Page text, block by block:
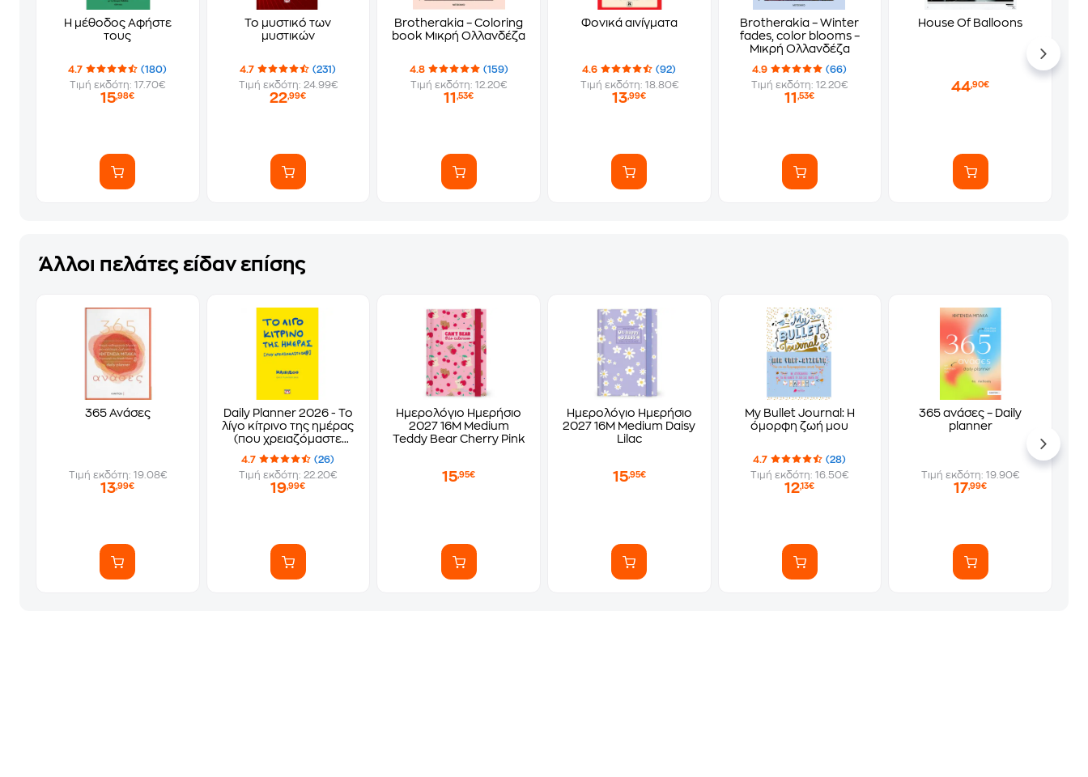
Η μέθοδος Αφήστε
τους
4.7
(180)
Τιμή εκδότη: 17.70€
15,98€
Το μυστικό των
μυστικών
4.7
(231)
Τιμή εκδότη: 24.99€
22,99€
Brotherakia – Coloring
book Μικρή Ολλανδέζα
4.8
(159)
Τιμή εκδότη: 12.20€
11,53€
Φονικά αινίγματα
4.6
(92)
Τιμή εκδότη: 18.80€
13,99€
Brotherakia – Winter
fades, color blooms –
Μικρή Ολλανδέζα
4.9
(66)
Τιμή εκδότη: 12.20€
11,53€
House Of Balloons
44,90€
Άλλοι πελάτες είδαν επίσης
365 Ανάσες
Τιμή εκδότη: 19.08€
13,99€
Daily Planner 2026 - Το
λίγο κίτρινο της ημέρας
(που χρειαζόμαστε
όλ@)
4.7
(26)
Τιμή εκδότη: 22.20€
19,99€
Ημερολόγιο Ημερήσιο
2027 16Μ Medium
Teddy Bear Cherry Pink
15,95€
Ημερολόγιο Ημερήσιο
2027 16Μ Medium Daisy
Lilac
15,95€
My Bullet Journal: Η
όμορφη ζωή μου
4.7
(28)
Τιμή εκδότη: 16.50€
12,13€
365 ανάσες – Daily
planner
Τιμή εκδότη: 19.90€
17,99€